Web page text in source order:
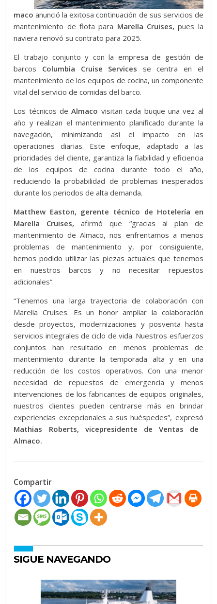
maco anunció la exitosa continuación de sus servicios de
mantenimiento de flota para Marella Cruises, pues la
naviera renovó su contrato para 2025.
El trabajo conjunto y con la empresa de gestión de
barcos Columbia Cruise Services se centra en el
mantenimiento de los equipos de cocina, un componente
vital del servicio de comidas del barco.
Los técnicos de Almaco visitan cada buque una vez al
año y realizan el mantenimiento planificado durante la
navegación, minimizando así el impacto en las
operaciones diarias. Este enfoque, adaptado a las
prioridades del cliente, garantiza la fiabilidad y eficiencia
de los equipos de cocina durante todo el año,
reduciendo la probabilidad de problemas inesperados
durante los periodos de alta demanda.
Matthew Easton, gerente técnico de Hotelería en
Marella Cruises, afirmó que “gracias al plan de
mantenimiento de Almaco, nos enfrentamos a menos
problemas de mantenimiento y, por consiguiente,
hemos podido utilizar las piezas actuales que tenemos
en nuestros barcos y no necesitar repuestos
adicionales”.
“Tenemos una larga trayectoria de colaboración con
Marella Cruises. Es un honor ampliar la colaboración
desde proyectos, modernizaciones y posventa hasta
servicios integrales de ciclo de vida. Nuestros esfuerzos
conjuntos han resultado en menos problemas de
mantenimiento durante la temporada alta y en una
reducción de los costos operativos. Con una menor
necesidad de repuestos de emergencia y menos
intervenciones de los fabricantes de equipos originales,
nuestros clientes pueden centrarse más en brindar
experiencias excepcionales a sus huéspedes”, expresó
Mathias Roberts, vicepresidente de Ventas de
Almaco.
Compartir
SIGUE NAVEGANDO